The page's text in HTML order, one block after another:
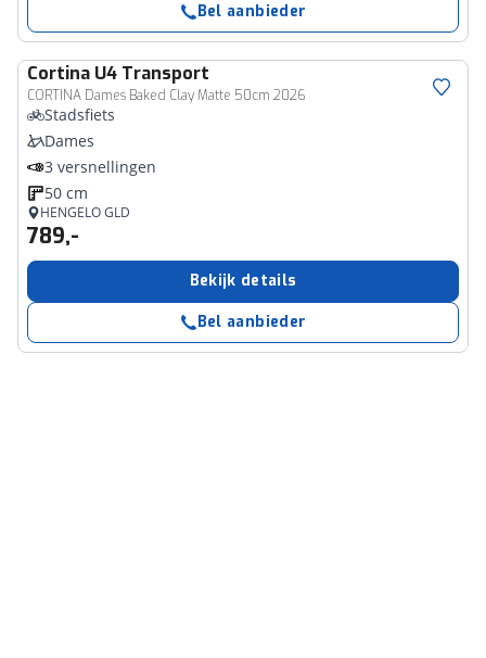
Bel aanbieder
Cortina U4 Transport
CORTINA Dames Baked Clay Matte 50cm 2026
Stadsfiets
Dames
3 versnellingen
50 cm
HENGELO GLD
789,-
Bekijk details
Bel aanbieder